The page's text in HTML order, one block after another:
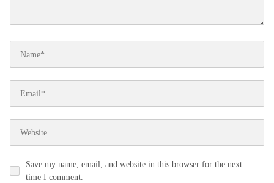
Save my name, email, and website in this browser for the next
time I comment.